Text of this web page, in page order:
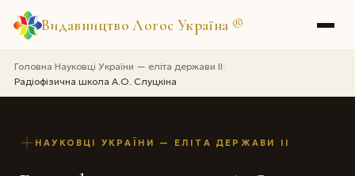
Видавництво Логос Україна ®
Головна›Науковці України — еліта держави II›
Радіофізична школа А.О. Слуцкіна
НАУКОВЦІ УКРАЇНИ — ЕЛІТА ДЕРЖАВИ II